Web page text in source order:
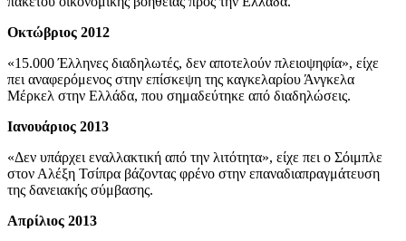
Οκτώβριος 2012
«15.000 Έλληνες διαδηλωτές, δεν αποτελούν πλειοψηφία», είχε
πει αναφερόμενος στην επίσκεψη της καγκελαρίου Άνγκελα
Μέρκελ στην Ελλάδα, που σημαδεύτηκε από διαδηλώσεις.
Ιανουάριος 2013
«Δεν υπάρχει εναλλακτική από την λιτότητα», είχε πει ο Σόιμπλε
στον Αλέξη Τσίπρα βάζοντας φρένο στην επαναδιαπραγμάτευση
της δανειακής σύμβασης.
Απρίλιος 2013